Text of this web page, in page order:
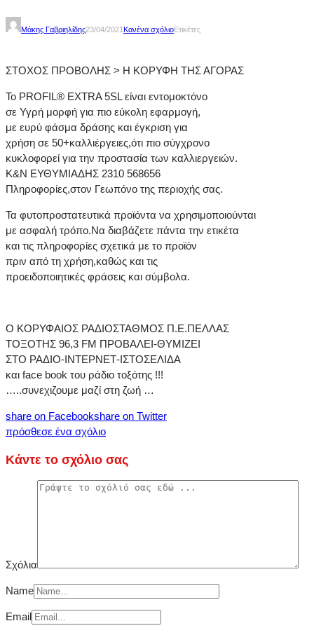
Μάκης Γαβριηλίδης23/04/2021 Κανένα σχόλιοΕτικέτες
ΣΤΟΧΟΣ ΠΡΟΒΟΛΗΣ > Η ΚΟΡΥΦΗ ΤΗΣ ΑΓΟΡΑΣ
Το PROFIL® EXTRA 5SL είναι εντομοκτόνο
σε Υγρή μορφή για πιο εύκολη εφαρμογή,
με ευρύ φάσμα δράσης και έγκριση για
χρήση σε 50+καλλιέργειες,ότι πιο σύγχρονο
κυκλοφορεί για την προστασία των καλλιεργειών.
Κ&Ν ΕΥΘΥΜΙΑΔΗΣ 2310 568656
Πληροφορίες,στον Γεωπόνο της περιοχής σας.
Τα φυτοπροστατευτικά προϊόντα να χρησιμοποιούνται
με ασφαλή τρόπο.Να διαβάζετε πάντα την ετικέτα
και τις πληροφορίες σχετικά με το προϊόν
πριν από τη χρήση,καθώς και τις
προειδοποιητικές φράσεις και σύμβολα.
Ο ΚΟΡΥΦΑΙΟΣ ΡΑΔΙΟΣΤΑΘΜΟΣ Π.Ε.ΠΕΛΛΑΣ
ΤΟΞΟΤΗΣ 96,3 FM ΠΡΟΒΑΛΕΙ-ΘΥΜΙΖΕΙ
ΣΤΟ ΡΑΔΙΟ-ΙΝΤΕΡΝΕΤ-ΙΣΤΟΣΕΛΙΔΑ
και face book του ράδιο τοξότης !!!
…..συνεχιζουμε μαζί στη ζωή …
share on Facebookshare on Twitter
πρόσθεσε ένα σχόλιο
Κάντε το σχόλιο σας
Σχόλια
Name
Email